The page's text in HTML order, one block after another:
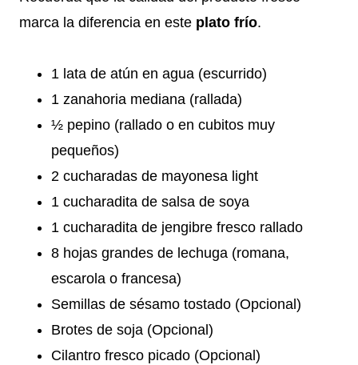
marca la diferencia en este plato frío.
1 lata de atún en agua (escurrido)
1 zanahoria mediana (rallada)
½ pepino (rallado o en cubitos muy
pequeños)
2 cucharadas de mayonesa light
1 cucharadita de salsa de soya
1 cucharadita de jengibre fresco rallado
8 hojas grandes de lechuga (romana,
escarola o francesa)
Semillas de sésamo tostado (Opcional)
Brotes de soja (Opcional)
Cilantro fresco picado (Opcional)